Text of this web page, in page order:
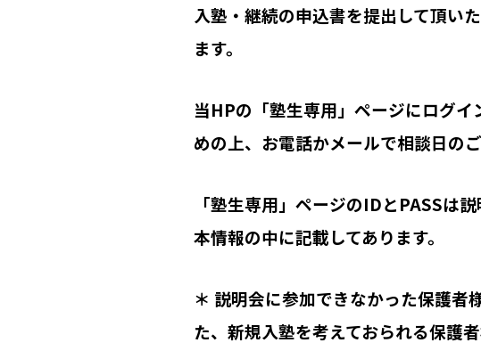
入塾・継続の申込書を提出して頂い
ます。
当HPの「塾生専用」ページにログ
めの上、お電話かメールで相談日の
「塾生専用」ページのIDとPASSは
本情報の中に記載してあります。
＊ 説明会に参加できなかった保護者
た、新規入塾を考えておられる保護